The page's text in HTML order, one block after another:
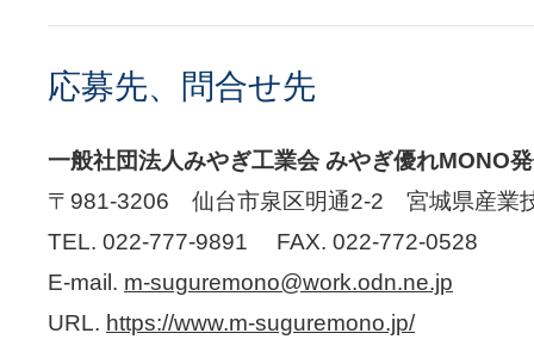
応募先、問合せ先
一般社団法人みやぎ工業会 みやぎ優れMONO
〒981-3206 仙台市泉区明通2-2 宮城県産業
TEL. 022-777-9891 FAX. 022-772-0528
E-mail. m-suguremono@work.odn.ne.jp
URL. https://www.m-suguremono.jp/